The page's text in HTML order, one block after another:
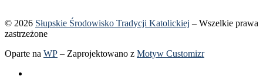
© 2026 Słupskie Środowisko Tradycji Katolickiej – Wszelkie prawa
zastrzeżone
Oparte na WP – Zaprojektowano z Motyw Customizr